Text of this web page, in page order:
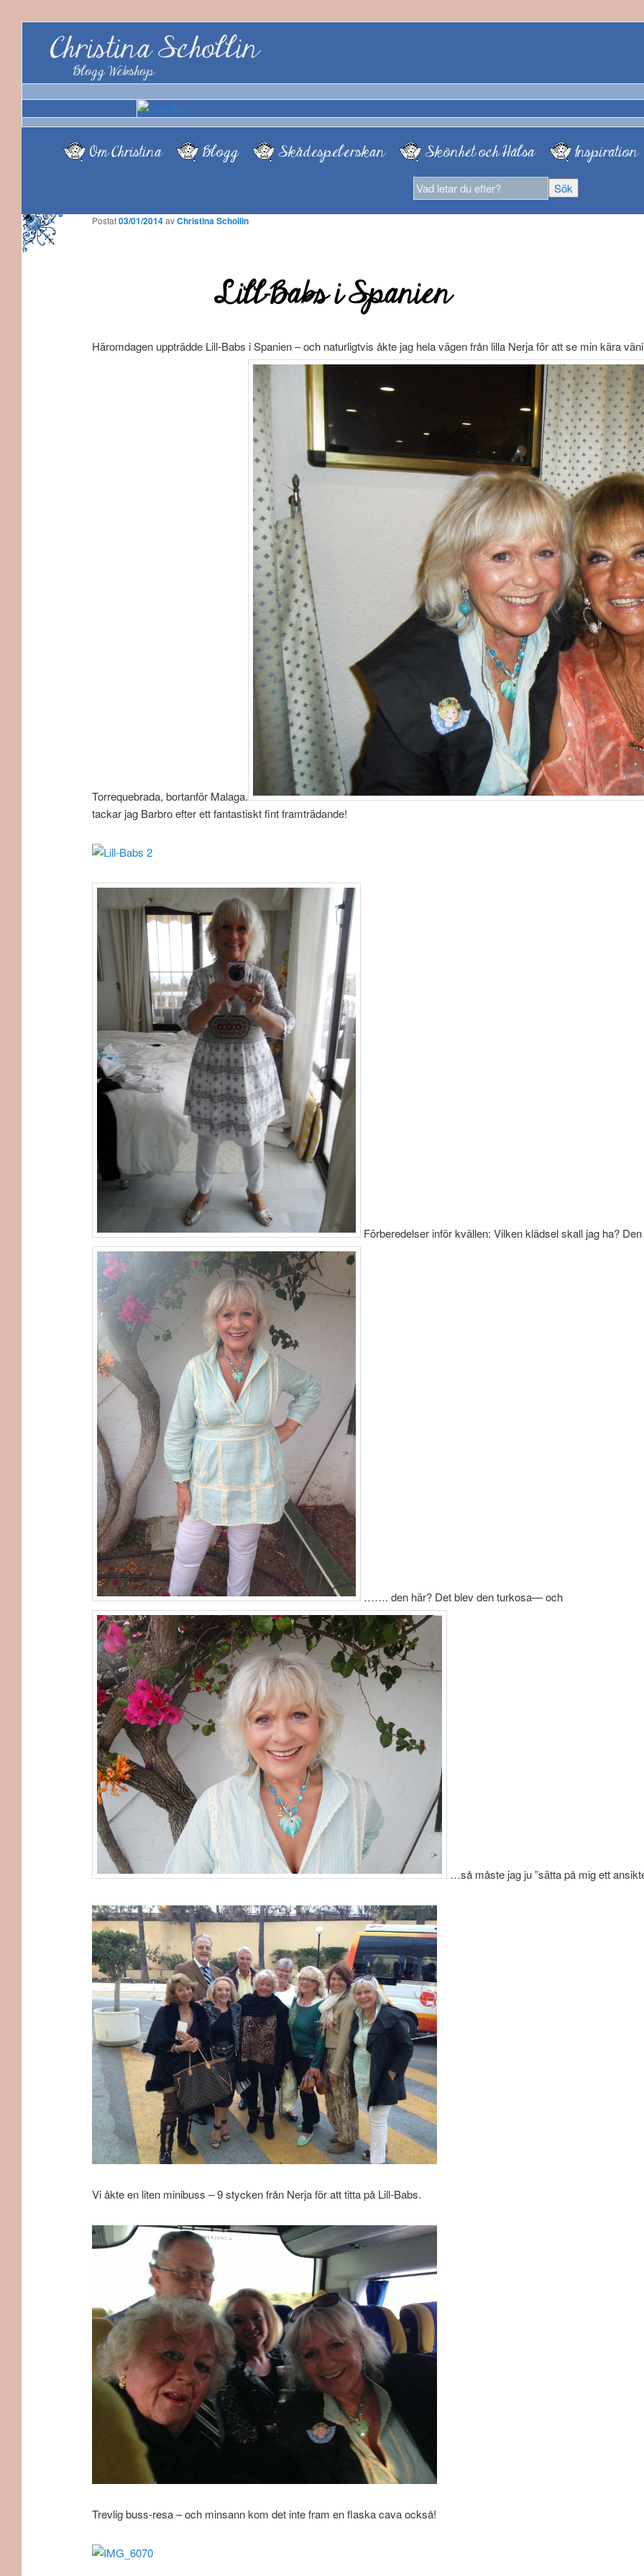
Christina Schollin
Blogg Webshop
Om Christina Blogg Skådespelerskan Skönhet och Hälsa Inspiration
Lill-Babs i Spanien
Postat03/01/2014 avChristina Schollin
Häromdagen uppträdde Lill-Babs i Spanien – och naturligtvis åkte jag hela vägen från lilla Nerja för att se min kära
Torrequebrada, bortanför Malaga.
tackar jag Barbro efter ett fantastiskt fint framträdande!
Förberedelser inför kvällen: Vilken klädsel skall jag ha?
……. den här? Det blev den turkosa— och
…så måste jag ju ”sätta på mig ett
Vi åkte en liten minibuss – 9 stycken från Nerja för att titta på Lill-Babs.
Trevlig buss-resa – och minsann kom det inte fram en flaska cava också!